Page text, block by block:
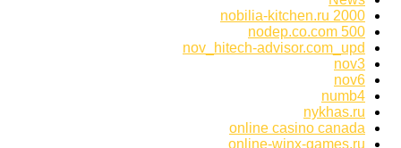
nobilia-kitchen.ru 2000
nodep.co.com 500
nov_hitech-advisor.com_upd
nov3
nov6
numb4
nykhas.ru
online casino canada
online-winx-games.ru